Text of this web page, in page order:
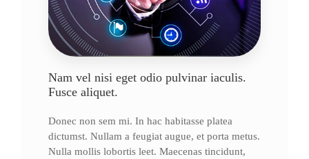
Nam vel nisi eget odio pulvinar iaculis.
Fusce aliquet.
Donec non sem mi. In hac habitasse platea
dictumst. Nullam a feugiat augue, et porta metus.
Nulla mollis lobortis leet. Maecenas tincidunt,